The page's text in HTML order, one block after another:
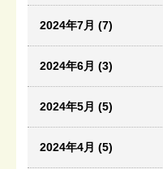
2024年7月 (7)
2024年6月 (3)
2024年5月 (5)
2024年4月 (5)